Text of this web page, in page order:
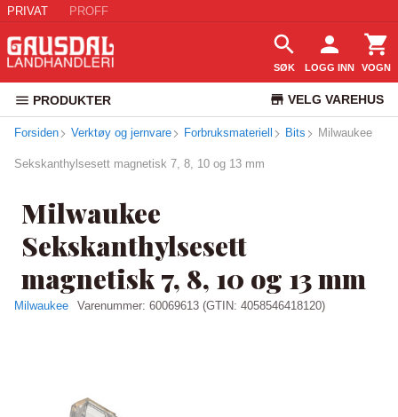
PRIVAT PROFF
SØK LOGG INN VOGN
PRODUKTER VELG VAREHUS
KUNDESERVICE
Forsiden Verktøy og jernvare Forbruksmateriell Bits Milwaukee
Sekskanthylsesett magnetisk 7, 8, 10 og 13 mm
Milwaukee
Sekskanthylsesett
magnetisk 7, 8, 10 og 13 mm
Milwaukee Varenummer: 60069613 (GTIN: 4058546418120)